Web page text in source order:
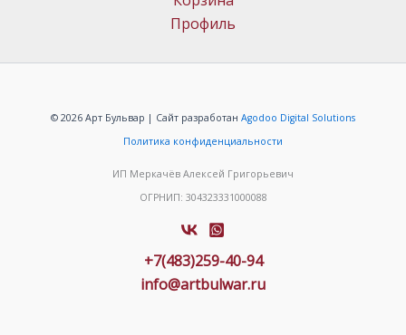
Профиль
© 2026 Арт Бульвар | Сайт разработан Agodoo Digital Solutions
Политика конфиденциальности
ИП Меркачёв Алексей Григорьевич
ОГРНИП: 304323331000088
+7(483)259-40-94
info@artbulwar.ru